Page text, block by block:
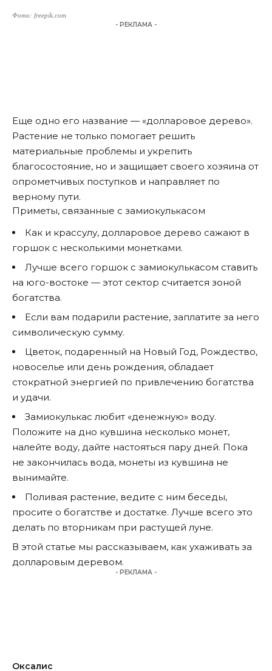
Фото: freepik.com
- РЕКЛАМА -
Еще одно его название — «долларовое дерево».
Растение не только помогает решить
материальные проблемы и укрепить
благосостояние, но и защищает своего хозяина от
опрометчивых поступков и направляет по
верному пути.
Приметы, связанные с замиокулькасом
Как и крассулу, долларовое дерево сажают в
горшок с несколькими монетками.
Лучше всего горшок с замиокулькасом ставить
на юго-востоке — этот сектор считается зоной
богатства.
Если вам подарили растение, заплатите за него
символическую сумму.
Цветок, подаренный на Новый Год, Рождество,
новоселье или день рождения, обладает
стократной энергией по привлечению богатства
и удачи.
Замиокулькас любит «денежную» воду.
Положите на дно кувшина несколько монет,
налейте воду, дайте настояться пару дней. Пока
не закончилась вода, монеты из кувшина не
вынимайте.
Поливая растение, ведите с ним беседы,
просите о богатстве и достатке. Лучше всего это
делать по вторникам при растущей луне.
В этой статье мы рассказываем, как ухаживать за
долларовым деревом.
- РЕКЛАМА -
Оксалис